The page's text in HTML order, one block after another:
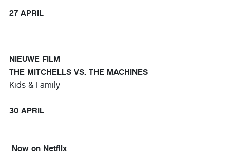
27 APRIL
NIEUWE FILM
THE MITCHELLS VS. THE MACHINES
Kids & Family
30 APRIL
Now on Netflix